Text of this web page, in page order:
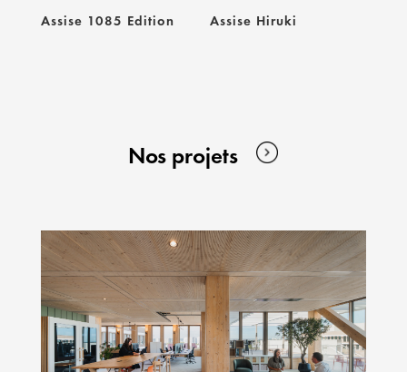
Assise 1085 Edition Assise Hiruki
Nos projets